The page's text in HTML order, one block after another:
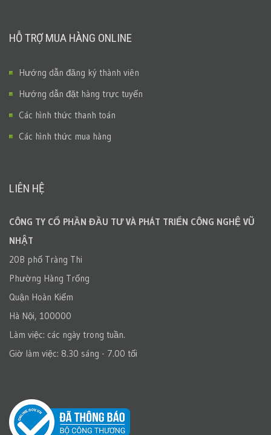
HỖ TRỢ MUA HÀNG ONLINE
Hướng dẫn đăng ký thành viên
Hướng dẫn đặt hàng trực tuyến
Các hình thức thanh toán
Các hình thức mua hàng
LIÊN HỆ
CÔNG TY CỔ PHẦN ĐẦU TƯ VÀ PHÁT TRIỂN CÔNG NGHỆ VŨ
NHẬT
20B phố Tràng Thi
Phường Hàng Trống
Quận Hoàn Kiếm
Hà Nội, 100000
Làm việc: các ngày trong tuần.
Giờ làm việc: 8.30 sáng - 7.00 tối